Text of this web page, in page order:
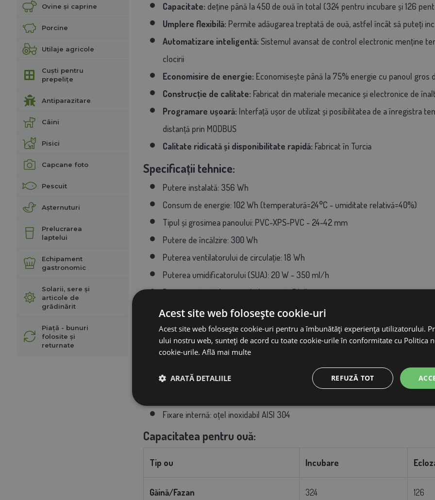
Ovine și caprine
Porcine
Utilaje agricole
Cuști pentru
prepelițe
Antiparazitare
Câini
Pisici
Capcane foto
Pescuit
Așternuturi
Prelucrarea
laptelui
Echipament
gastronomic
Solarii, sere și
articole de
grădinărit
Piață - bunuri
folosite și
returnate
Capacitate: deține până la 450 de ouă în total (324 pentru incubare și 126
Umplere flexibilă: Permite adăugarea treptată de ouă, astfel încât să puteți
Automatizare inteligentă: Sistemul avansat de control electronic menține
clocirii
Economisire de energie: Economisește până la 75% energie cu panoul gros
Construcție de calitate: Fabricat din materiale mecanice și electronice de
Programare ușoară: Interfață ușor de utilizat și posibilitatea de a înregistra
distanță prin MODBUS
Calitate ridicată și disponibilitate rapidă: Fabricat în Turcia
Specificații tehnice:
Putere instalată: 356 Wh
Consum de energie: 102 Wh (temperatură=24°C - umiditate relativă=40%)
Tipul și grosimea panoului: PVC-XPS-PVC - 24-42 mm
Putere de încălzire: 300 Wh
Puterea ventilatorului de circulație: 18 Wh
Puterea umidificatorului (SUA): 20 W - 350 ml/h
Puterea unității de control electronic: 5 Wh
Iluminare cu LED-uri: panou cu LED-uri 4000K - 8 Wh
Puterea motorului liniar: 5 Wh
Alarme sonore: Alerte de temperatură și umiditate scăzută/înaltă și starea
Capacitatea rezervorului de apă: 5,4 litri
Fixare internă: oțel inoxidabil AISI 304
Capacitatea pentru ouă:
Tip ou Incubare
Găină/Fazan 324 126
Acest site web folosește cookie-uri
Acest site web folosește cookie-uri pentru a îmbunătăți experiența utilizatorului.
ului nostru web, sunteți de acord cu toate cookie-urile în conformitate cu Politica
cookie-urile. Află mai multe
REFUZĂ TOT
ARATĂ DETALIILE